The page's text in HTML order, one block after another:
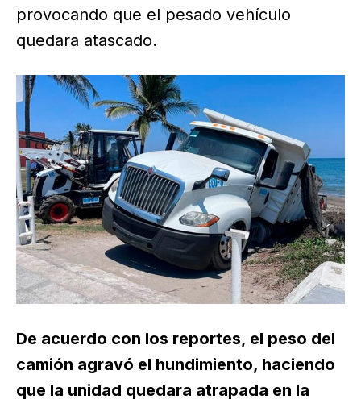
provocando que el pesado vehículo
quedara atascado.
De acuerdo con los reportes, el peso del
camión agravó el hundimiento, haciendo
que la unidad quedara atrapada en la